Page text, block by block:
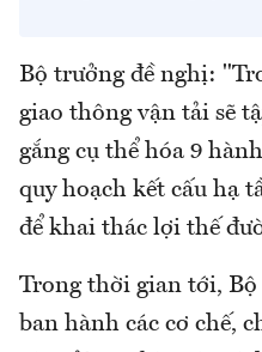
Bộ trưởng đề nghị:
giao thông vận tải sẽ
gắng cụ thể hóa 9
quy hoạch kết cấu hạ
để khai thác lợi thế
Trong thời gian tới,
ban hành các cơ chế,